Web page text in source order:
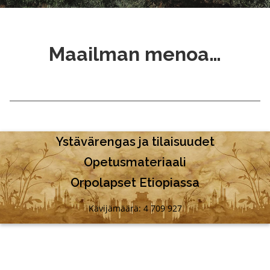
Maailman menoa…
Ystävärengas ja tilaisuudet
Opetusmateriaali
Orpolapset Etiopiassa
Kävijämäärä: 4 709 927